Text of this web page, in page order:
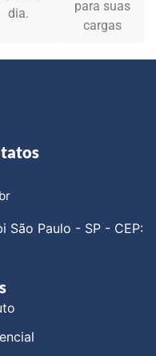
dia.
para suas
cargas
São Paulo - SP - CEP: